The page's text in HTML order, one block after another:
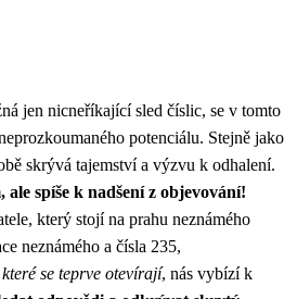
jen nicneříkající sled číslic, se v tomto
potenciálu. Stejně jako
skrývá tajemství a výzvu k odhalení.
spíše k nadšení z objevování!
který stojí na prahu neznámého
neznámého a čísla 235,
se teprve otevírají, nás vybízí k